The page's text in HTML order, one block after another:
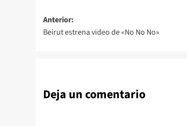
Navegación
de
Anterior:
Beirut estrena video de «No No No»
Deja un comentario